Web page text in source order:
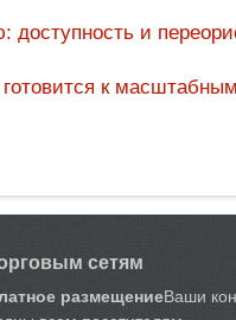
доступность и
к
сетям
размещениеВаши